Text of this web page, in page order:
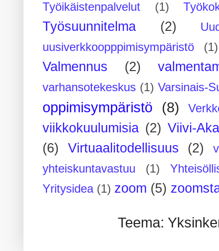
Työikäistenpalvelut
(1)
Työsuunnitelma (2)
uusiverkkoopppimisympäristö
(1)
Valmennus (2)
varhansotekeskus (1) Varsinais-
oppimisympäristö (8)
viikkokuulumisia (2) Viivi-
(6)
Virtuaalitodellisuus (2)
yhteiskuntavastuu
(1)
Yritysidea (1) zoom (5)
Teema: